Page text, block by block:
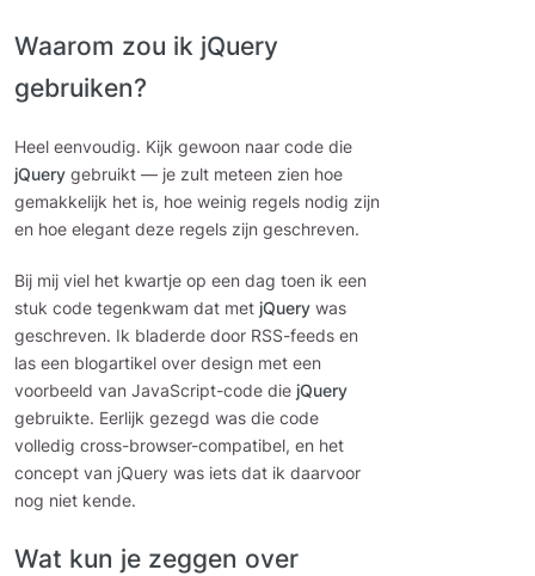
Waarom zou ik jQuery
gebruiken?
Heel eenvoudig. Kijk gewoon naar code die
jQuery gebruikt — je zult meteen zien hoe
gemakkelijk het is, hoe weinig regels nodig zijn
en hoe elegant deze regels zijn geschreven.
Bij mij viel het kwartje op een dag toen ik een
stuk code tegenkwam dat met jQuery was
geschreven. Ik bladerde door RSS-feeds en
las een blogartikel over design met een
voorbeeld van JavaScript-code die jQuery
gebruikte. Eerlijk gezegd was die code
volledig cross-browser-compatibel, en het
concept van jQuery was iets dat ik daarvoor
nog niet kende.
Wat kun je zeggen over